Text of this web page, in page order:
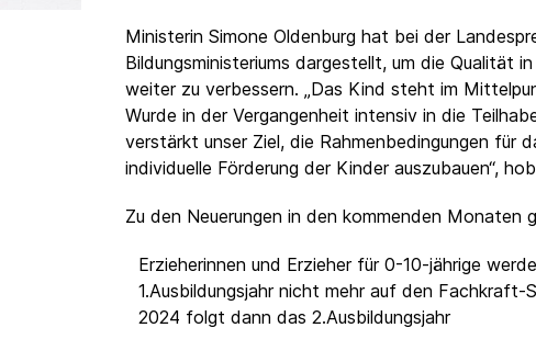
Ministerin Simone Oldenburg hat bei der
Bildungsministeriums dargestellt, um die Qualität
weiter zu verbessern. „Das Kind steht im
Wurde in der Vergangenheit intensiv in die
verstärkt unser Ziel, die Rahmenbedingungen für
individuelle Förderung der Kinder auszubauen“,
Zu den Neuerungen in den kommenden Monaten
Erzieherinnen und Erzieher für 0-10-jährige
1.Ausbildungsjahr nicht mehr auf den Fachkraft-
2024 folgt dann das 2.Ausbildungsjahr